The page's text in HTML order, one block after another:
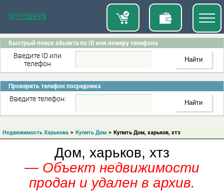
Быстрый поиск обьекта по ID или номеру телефона
Введите ID или
телефон
Проверить телефон посредника
Введите телефон:
Недвижимость Харькова > Купить Дом > Купить Дом, харьков, хтз
Дом, харьков, хтз
— Объект недвижимости
продан и удален в архив.